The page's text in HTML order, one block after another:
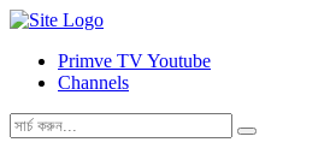
Primve TV Youtube
Channels